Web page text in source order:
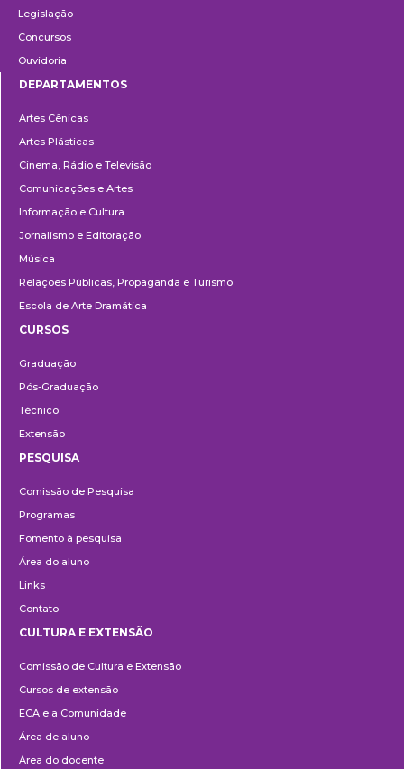
Legislação
Concursos
Ouvidoria
DEPARTAMENTOS
Artes Cênicas
Artes Plásticas
Cinema, Rádio e Televisão
Comunicações e Artes
Informação e Cultura
Jornalismo e Editoração
Música
Relações Públicas, Propaganda e Turismo
Escola de Arte Dramática
CURSOS
Graduação
Pós-Graduação
Técnico
Extensão
PESQUISA
Comissão de Pesquisa
Programas
Fomento à pesquisa
Área do aluno
Links
Contato
e
Extensão
CULTURA E EXTENSÃO
Comissão de Cultura e Extensão
Cursos de extensão
ECA e a Comunidade
Área de aluno
Área do docente